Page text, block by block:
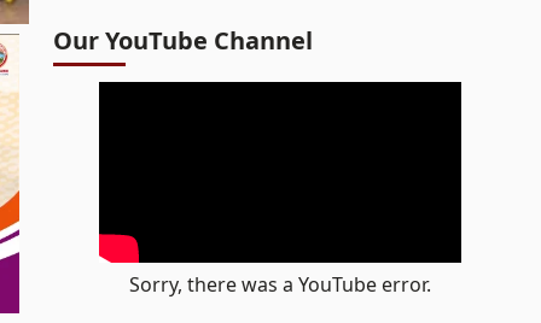
Our YouTube Channel
Sorry, there was a YouTube error.